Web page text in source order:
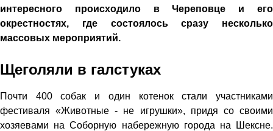
интересного происходило в Череповце и его
окрестностях, где состоялось сразу несколько
массовых мероприятий.
Щеголяли в галстуках
Почти 400 собак и один котенок стали участниками
фестиваля «Животные - не игрушки», придя со своими
хозяевами на Соборную набережную города на Шексне.